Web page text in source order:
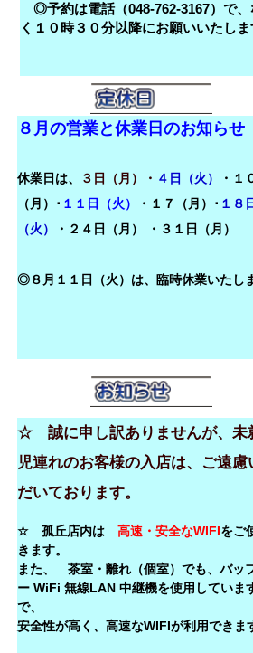
☆ 誠に申し訳ありませんが、未
児連れのお客様の入店は、ご遠慮
だいております。
☆ 孤丘店内は 高速・安全なWIFIをご
きます。
また、 茶室・離れ（個室）でも、バッ
ー WiFi 無線LAN 中継機を使用していま
で、
安全性が高く、高速なWIFIが利用できま
８月の営業と休業日のお知らせ
休業日は、 ３日（月）・ ４日（火）
・１
（月）･ １１日（火） ・１７（月）･ １８
（火）
・ ２４日（月） ・３１日（月）
◎８月１１日（火）は、臨時休業いたし
◎予約は電話（048-762-3167）で、
く１０時３０分以降にお願いいたしま